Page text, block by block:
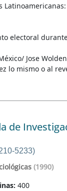
Latinoamericanas:
electoral
Jose
lo mismo o al
de
5233)
(1990)
400